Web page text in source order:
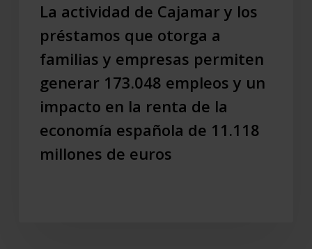
permiten
generar
173.048
impacto
La actividad de Cajamar y los
préstamos que otorga a
familias y empresas permiten
generar 173.048 empleos y un
impacto en la renta de la
economía española de 11.118
millones de euros